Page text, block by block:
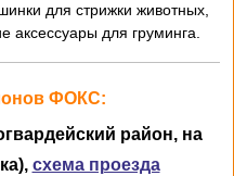
для стрижки животных,
аксессуары для груминга.
ФОКС:
район, на
схема проезда